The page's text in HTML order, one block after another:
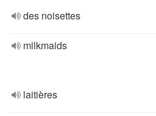
des noisettes
milkmaids
laitières